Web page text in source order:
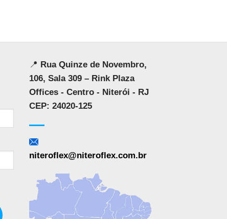
📍 Rua Quinze de Novembro,
106, Sala 309 – Rink Plaza
Offices - Centro - Niterói - RJ
CEP: 24020-125
niteroflex@niteroflex.com.br